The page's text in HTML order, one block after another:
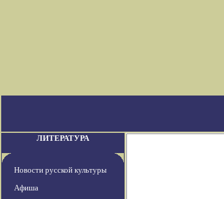
ЛИТЕРАТУРА
Новости русской культуры
Афиша